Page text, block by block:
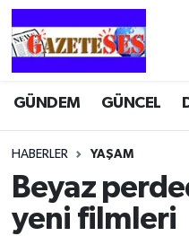
GÜNDEM GÜNCEL
HABERLER YAŞAM
Beyaz
yeni filmleri